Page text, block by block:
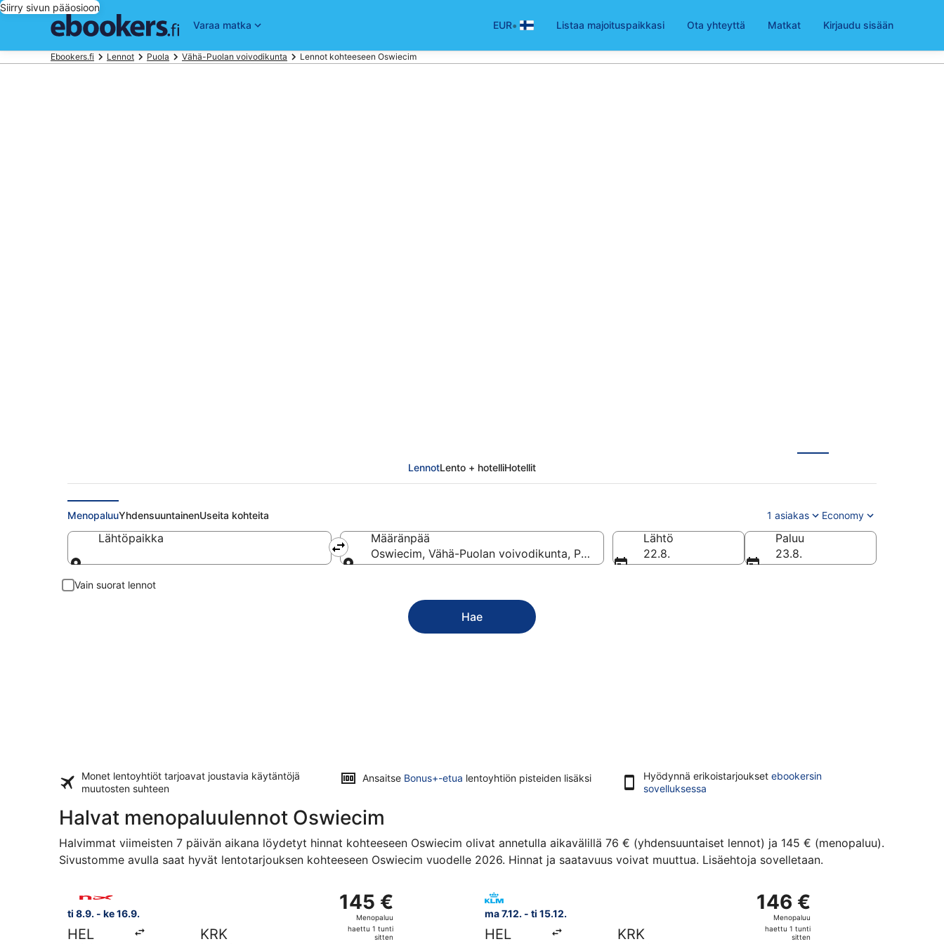
Siirry sivun pääosioon
Varaa matka
EUR• Listaa majoituspaikkasi Ota yhteyttä Matkat Kirjaudu sisään
Ebookers.fi Lennot Puola Vähä-Puolan voivodikunta Lennot kohteeseen Oswiecim
LennotLento + hotelliHotellit
MenopaluuYhdensuuntainenUseita kohteita 1 asiakas Economy
Lähtöpaikka
Määränpää
Oswiecim, Vähä-Puolan voivodikunta, Puola
Lähtö
22.8.
Paluu
23.8.
Vain suorat lennot
Hae
Monet lentoyhtiöt tarjoavat joustavia käytäntöjä
muutosten suhteen
Ansaitse Bonus+-etua lentoyhtiön pisteiden lisäksi Hyödynnä erikoistarjoukset ebookersin
sovelluksessa
Halvat menopaluulennot Oswiecim
Halvimmat viimeisten 7 päivän aikana löydetyt hinnat kohteeseen Oswiecim olivat annetulla aikavälillä 76 € (yhdensuuntaiset lennot) ja 145 € (menopaluu).
Sivustomme avulla saat hyvät lentotarjouksen kohteeseen Oswiecim vuodelle 2026. Hinnat ja saatavuus voivat muuttua. Lisäehtoja sovelletaan.
ti 8.9. - ke 16.9.
HEL KRK
145 €
Menopaluu,
haettu
145 €
Menopaluu
haettu 1 tunti
sitten
ma 7.12. - ti 15.12.
HEL KRK
146 €
Menopaluu,
haettu
146 €
Menopaluu
haettu 1 tunti
sitten